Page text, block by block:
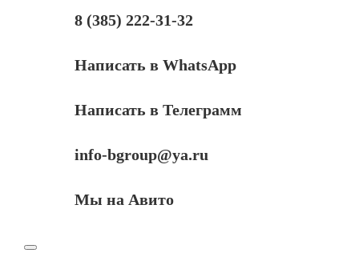
8 (385) 222-31-32
Написать в WhatsApp
Написать в Телеграмм
info-bgroup@ya.ru
Мы на Авито